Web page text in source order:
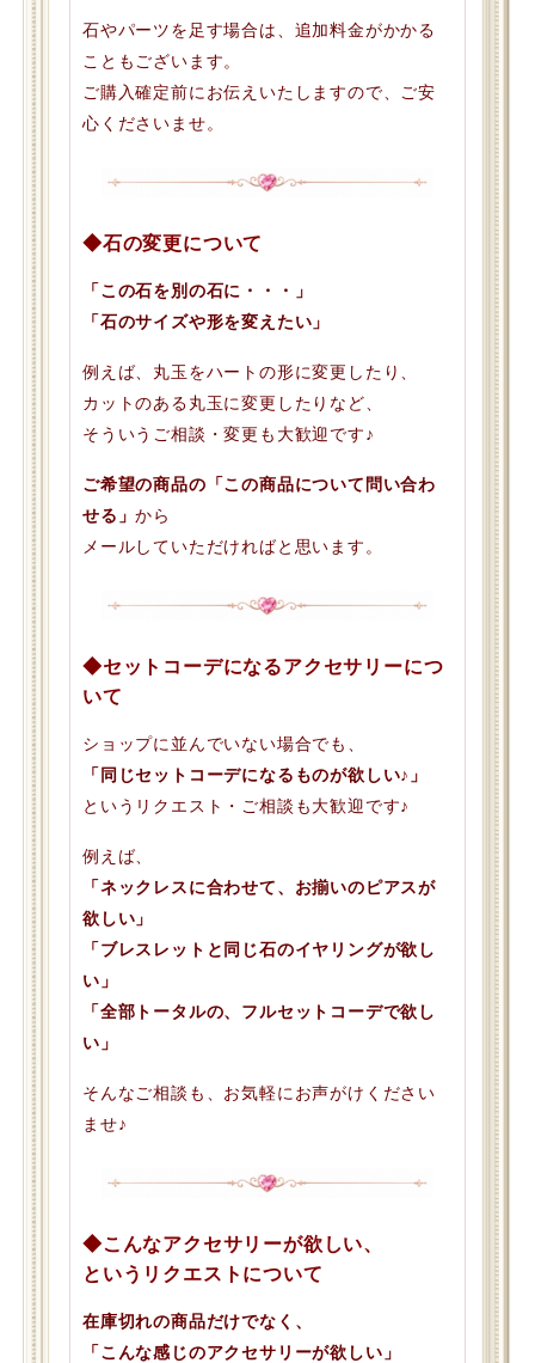
石やパーツを足す場合は、追加料金がかかる
こともございます。
ご購入確定前にお伝えいたしますので、ご安
心くださいませ。
◆石の変更について
「この石を別の石に・・・」
「石のサイズや形を変えたい」
例えば、丸玉をハートの形に変更したり、
カットのある丸玉に変更したりなど、
そういうご相談・変更も大歓迎です♪
ご希望の商品の「この商品について問い合わ
せる」から
メールしていただければと思います。
◆セットコーデになるアクセサリーにつ
いて
ショップに並んでいない場合でも、
「同じセットコーデになるものが欲しい♪」
というリクエスト・ご相談も大歓迎です♪
例えば、
「ネックレスに合わせて、お揃いのピアスが
欲しい」
「ブレスレットと同じ石のイヤリングが欲し
い」
「全部トータルの、フルセットコーデで欲し
い」
そんなご相談も、お気軽にお声がけください
ませ♪
◆こんなアクセサリーが欲しい、
というリクエストについて
在庫切れの商品だけでなく、
「こんな感じのアクセサリーが欲しい」